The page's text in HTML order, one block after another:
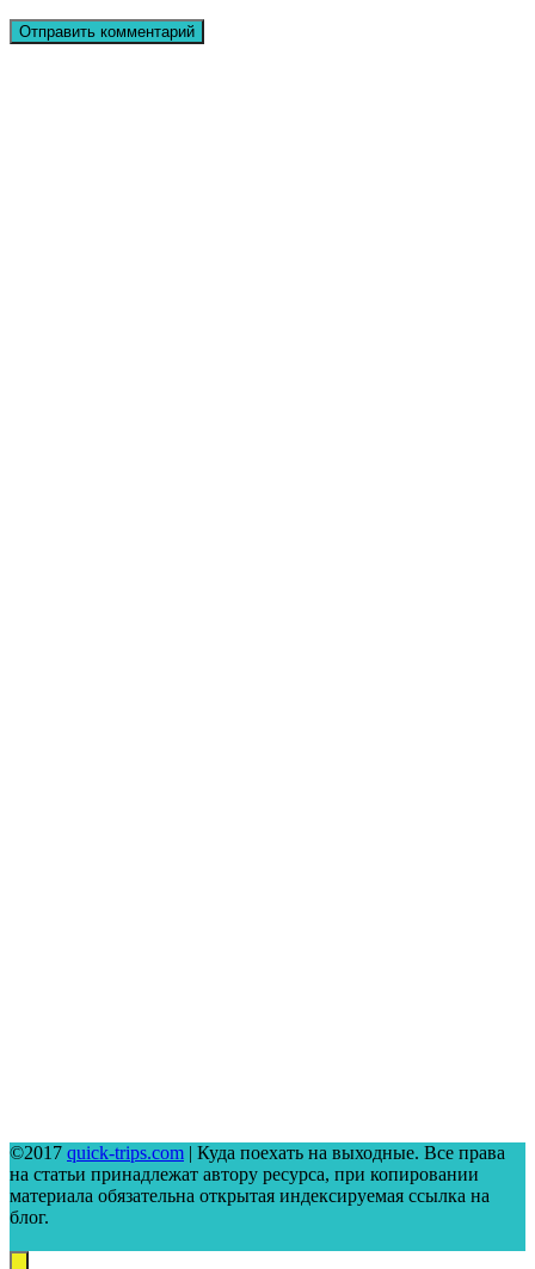
©2017 quick-trips.com | Куда поехать на выходные. Все права
на статьи принадлежат автору ресурса, при копировании
материала обязательна открытая индексируемая ссылка на
блог.